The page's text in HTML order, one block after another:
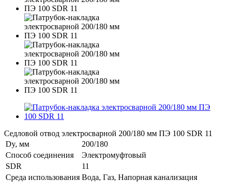
Седловой отвод электросварной 200/180 мм ПЭ 100 SDR 11
Dy, мм
200/180
Способ соединения
Электромуфтовый
SDR
11
Среда использования Вода, Газ, Напорная канализация